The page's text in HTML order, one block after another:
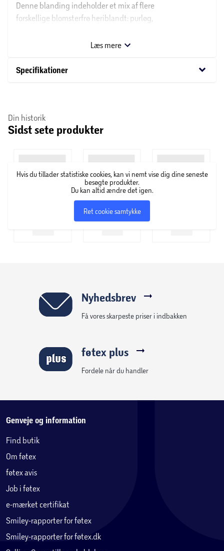
Denne blanding indeholder et mix af flere
forskellige blomsterfrø heriblandt: purløg,
isop, kamille, basilikum, fløjlsblomst, timian,
Læs mere
Specifikationer keyboard_arrow_down
Din historik
Sidst sete produkter
Hvis du tillader statistiske cookies, kan vi nemt vise dig dine seneste
besøgte produkter.
Du kan altid ændre det igen.
Ret cookie samtykke
Nyhedsbrev
Få vores skarpeste priser i indbakken
føtex plus
Fordele når du handler
Genveje og information
Find butik
Om føtex
føtex avis
Job i føtex
e-mærket certifikat
Smiley-rapporter for føtex
Smiley-rapporter for føtex.dk